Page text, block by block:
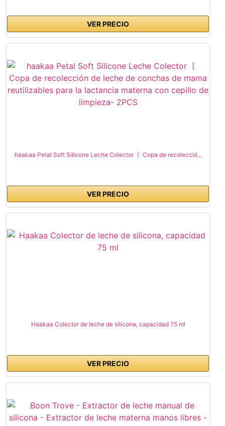
VER PRECIO
haakaa Petal Soft Silicone Leche Colector 丨 Copa de recolecció...
VER PRECIO
Haakaa Colector de leche de silicona, capacidad 75 ml
VER PRECIO